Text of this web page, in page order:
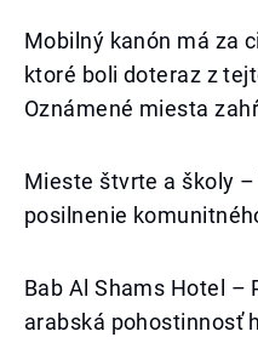
Mobilný kanón má za
ktoré boli doteraz z
Oznámené miesta
Mieste štvrte a školy
posilnenie
Bab Al Shams Hotel –
arabská pohostinnosť